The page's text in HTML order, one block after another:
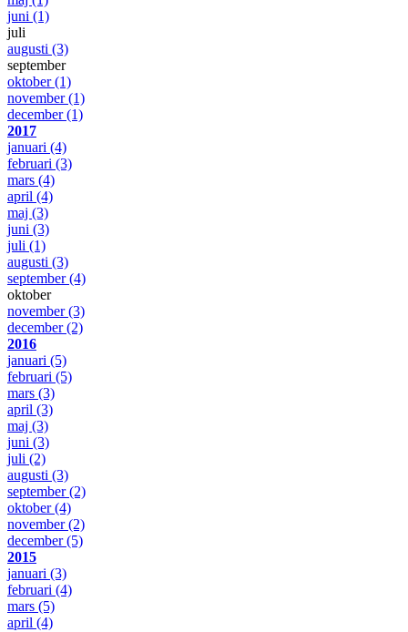
juni (1)
juli
augusti (3)
september
oktober(1)
november(1)
december(1)
2017
januari (4)
februari (3)
mars (4)
april (4)
maj (3)
juni (3)
juli (1)
augusti (3)
september(4)
oktober
november(3)
december(2)
2016
januari (5)
februari (5)
mars (3)
april (3)
maj (3)
juni (3)
juli (2)
augusti (3)
september(2)
oktober(4)
november(2)
december(5)
2015
januari (3)
februari (4)
mars (5)
april (4)